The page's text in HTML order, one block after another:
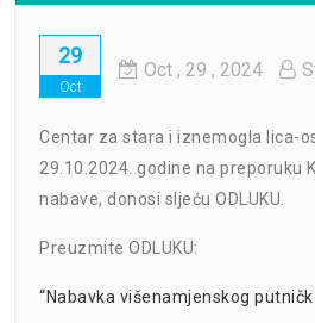
29
Oct
Oct , 29 , 2024
Centar za stara i iznemogla lica-
29.10.2024. godine na preporuku
nabave, donosi sljeću ODLUKU.
Preuzmite ODLUKU:
“Nabavka višenamjenskog